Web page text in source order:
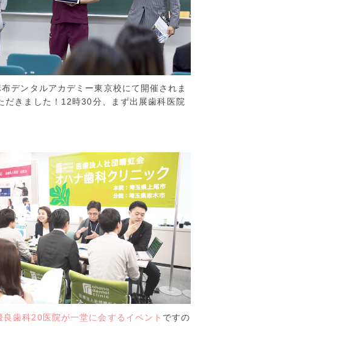
デンタルアカデミー東京校にて開催されま
だきました！12時30分、まず出展歯科医院
良歯科20医院が一堂に会するイベント ですの